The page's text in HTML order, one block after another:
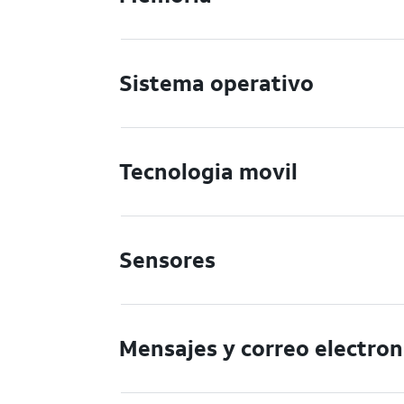
Sistema operativo
Tecnologia movil
Sensores
Mensajes y correo